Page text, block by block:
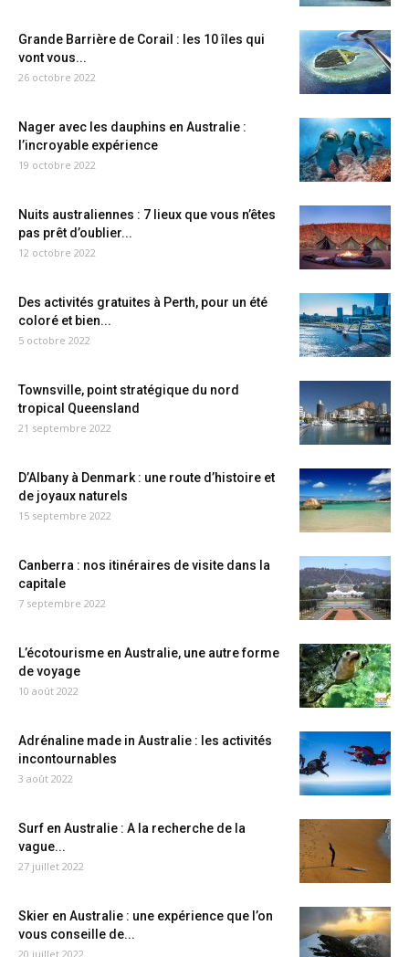
Grande Barrière de Corail : les 10 îles qui
vont vous...
26 octobre 2022
Nager avec les dauphins en Australie :
l’incroyable expérience
19 octobre 2022
Nuits australiennes : 7 lieux que vous n’êtes
pas prêt d’oublier...
12 octobre 2022
Des activités gratuites à Perth, pour un été
coloré et bien...
5 octobre 2022
Townsville, point stratégique du nord
tropical Queensland
21 septembre 2022
D’Albany à Denmark : une route d’histoire et
de joyaux naturels
15 septembre 2022
Canberra : nos itinéraires de visite dans la
capitale
7 septembre 2022
L’écotourisme en Australie, une autre forme
de voyage
10 août 2022
Adrénaline made in Australie : les activités
incontournables
3 août 2022
Surf en Australie : A la recherche de la
vague...
27 juillet 2022
Skier en Australie : une expérience que l’on
vous conseille de...
20 juillet 2022